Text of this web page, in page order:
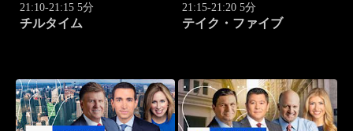
21:10-21:15 5分
チルタイム
21:15-21:20 5分
テイク・ファイブ